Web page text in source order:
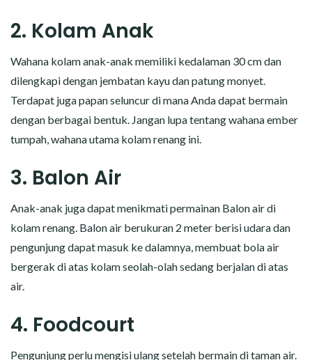
2. Kolam Anak
Wahana kolam anak-anak memiliki kedalaman 30 cm dan
dilengkapi dengan jembatan kayu dan patung monyet.
Terdapat juga papan seluncur di mana Anda dapat bermain
dengan berbagai bentuk. Jangan lupa tentang wahana ember
tumpah, wahana utama kolam renang ini.
3. Balon Air
Anak-anak juga dapat menikmati permainan Balon air di
kolam renang. Balon air berukuran 2 meter berisi udara dan
pengunjung dapat masuk ke dalamnya, membuat bola air
bergerak di atas kolam seolah-olah sedang berjalan di atas
air.
4. Foodcourt
Pengunjung perlu mengisi ulang setelah bermain di taman air.